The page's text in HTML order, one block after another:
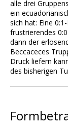
alle drei
ein
sich hat: Eine
frustrierendes
dann der
Beccaceces
Druck liefern
des bisherigen